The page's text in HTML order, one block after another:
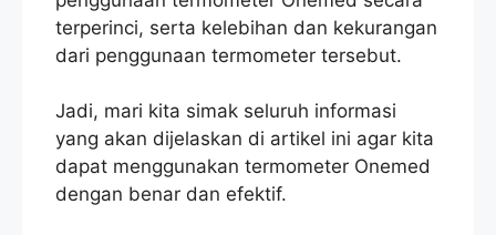
terperinci, serta kelebihan dan kekurangan
dari penggunaan termometer tersebut.
Jadi, mari kita simak seluruh informasi
yang akan dijelaskan di artikel ini agar kita
dapat menggunakan termometer Onemed
dengan benar dan efektif.